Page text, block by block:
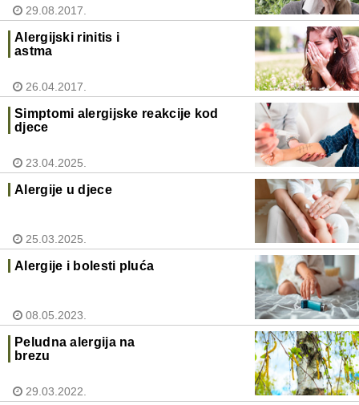
29.08.2017.
Alergijski rinitis i
astma
26.04.2017.
Simptomi alergijske reakcije kod
djece
23.04.2025.
Alergije u djece
25.03.2025.
Alergije i bolesti pluća
08.05.2023.
Peludna alergija na
brezu
29.03.2022.